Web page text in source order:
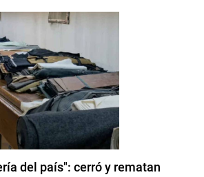
del país": cerró y rematan